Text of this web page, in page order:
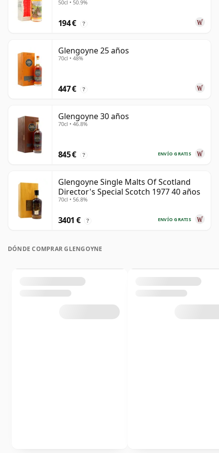
años
50cl • 50.9%
194 € ?
Glengoyne 25 años
70cl • 48%
447 € ?
Glengoyne 30 años
70cl • 46.8%
ENVÍO GRATIS
845 € ?
Glengoyne Single Malts Of Scotland
Director's Special Scotch 1977 40 años
70cl • 56.8%
ENVÍO GRATIS
3401 € ?
DÓNDE COMPRAR GLENGOYNE